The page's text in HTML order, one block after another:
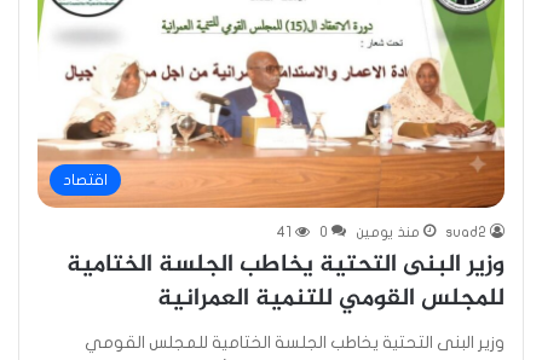
اقتصاد
suad2 منذ يومين 0
41
وزير البنى التحتية يخاطب الجلسة الختامية
للمجلس القومي للتنمية العمرانية
وزير البنى التحتية يخاطب الجلسة الختامية للمجلس القومي